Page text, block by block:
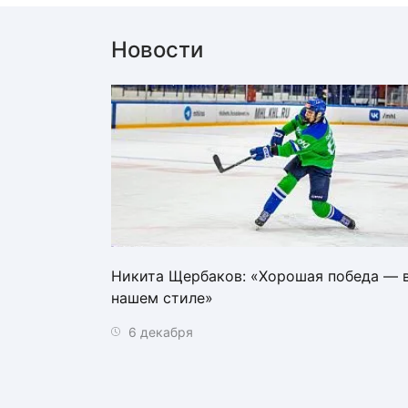
Новости
Никита Щербаков: «Хорошая победа —
нашем стиле»
6 декабря